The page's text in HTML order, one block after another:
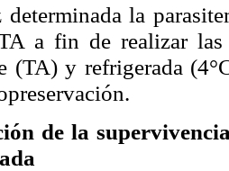
determinada la
a fin de realizar
(TA) y refrigerada (4
.
de la